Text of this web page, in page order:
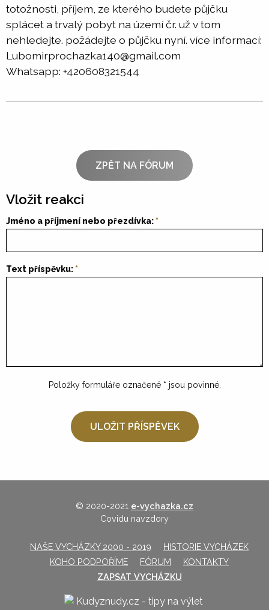
totožnosti, příjem, ze kterého budete půjčku
splácet a trvalý pobyt na území čr. už v tom
nehledejte. požádejte o půjčku nyní. více informací:
Lubomirprochazka140@gmail.com
Whatsapp: +420608321544
ZPĚT NA FÓRUM
Vložit reakci
Jméno a příjmení nebo přezdívka:
Text příspěvku:
Položky formuláře označené * jsou povinné.
© 2020-2021 e-vychazka.cz
Covidu navzdory
NAŠE VYCHÁZKY 2000 - 2019
HISTORIE VYCHÁZEK
KOHO PODPOŘÍME
FÓRUM
KONTAKTY
ZAPSAT VYCHÁZKU